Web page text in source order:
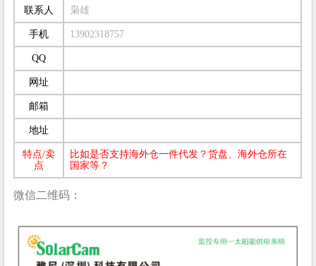
联系人 枭雄
手机 13902318757
QQ
网址
邮箱
地址
特点/卖
点
比如是否支持海外仓一件代发？货盘、海外仓所在
国家等？
微信二维码：